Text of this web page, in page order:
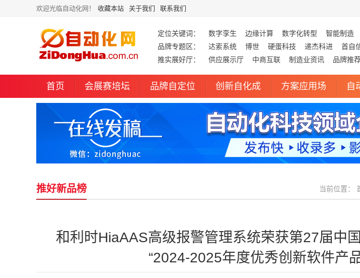
欢迎光临自动化网！ 收藏本站 关于我们 联系我们
定位关键词： 数字孪生 边缘计算 数字化转型 智能制造
品牌专题区：
达索系统 博世 硬蛋科技 递杰科进 首自
推实展好厅：
供应展示厅 中商互联 制造业资讯 品牌推
首页 会展赛培坛 品牌自定位 创新自化成 方案应用场 自
推好新品榜 当前位置：
和利时HiaAAS高级报警管理系统荣获第27届中
“2024-2025年度优秀创新软件产